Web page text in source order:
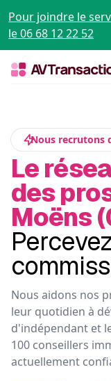
Pour joindre le
le 06 68 12 22 52
Nous recrutons
Le
des
Moëns
Nous aidons nos
leur quotidien à
d'indépendant et
100 conseillers
actuellement